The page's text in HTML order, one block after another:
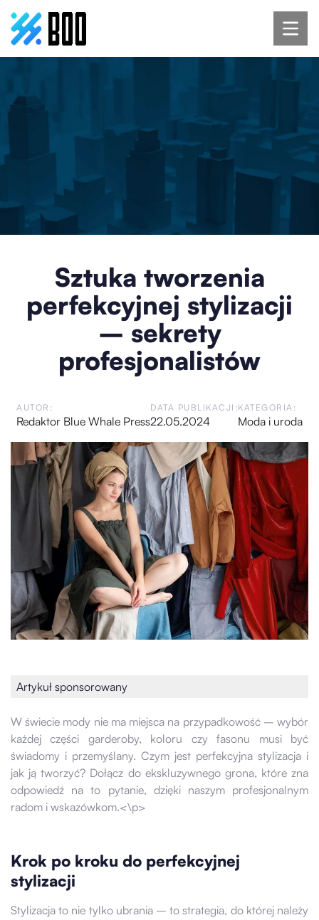
Sztuka tworzenia
perfekcyjnej stylizacji
– sekrety
profesjonalistów
AUTOR:
Redaktor Blue Whale Press
DATA PUBLIKACJI:
22.05.2024
KATEGORIA:
Moda i uroda
Artykuł sponsorowany
W świecie mody nie ma miejsca na przypadkowość – wybór
każdej części garderoby, koloru czy fasonu musi być
świadomy i przemyślany. Czym jest perfekcyjna stylizacja i
jak ją tworzyć? Dołącz do ekskluzywnego grona, które zna
odpowiedź na to pytanie, dzięki naszym profesjonalnym
radom i wskazówkom.<\p>
Krok po kroku do perfekcyjnej
stylizacji
Stylizacja to nie tylko ubrania – to strategia, do której należy